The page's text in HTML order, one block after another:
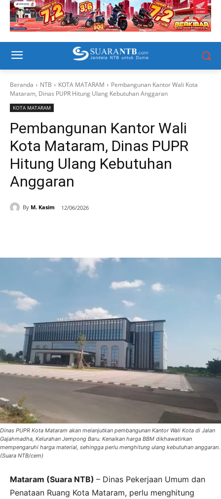
Beranda NTB KOTA MATARAM
Pembangunan Kantor Wali Kota
Mataram, Dinas PUPR Hitung Ulang Kebutuhan Anggaran
KOTA MATARAM
Pembangunan Kantor Wali
Kota Mataram, Dinas PUPR
Hitung Ulang Kebutuhan
Anggaran
By M. Kasim 12/06/2026
Dinas PUPR Kota Mataram akan melanjutkan pembangunan Kantor Wali Kota di Jalan
Gajahmadha, Kelurahan Jempong Baru. Kenaikan harga BBM dikhawatirkan
mempengaruhi harga material, sehingga perlu menghitung ulang kebutuhan anggaran.
(Suara NTB/cem)
Mataram (Suara NTB) – Dinas Pekerjaan Umum dan
Penataan Ruang Kota Mataram, perlu menghitung